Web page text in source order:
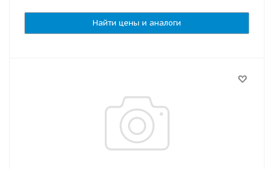
Найти цены и аналоги